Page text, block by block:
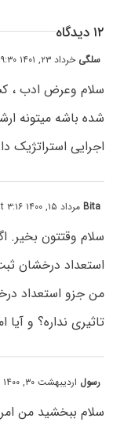
۱۲ دیدگاه
سلگی خرداد ۲۳, ۱۴۰۱ at ۹:۳۰ ب٫ظ
سلام وعرض ادب ،
شده باشه میتونه
اجرایی استراتژیک
Bitaمرداد ۱۵, ۱۴۰۰ at ۳:۱۶ ب٫ظ
سلام وقتتون بخیر.
استعداد درخشان
من جزو استعداد
تاثیری نداره؟ و
رسول اردیبهشت ۳۰, ۱۴۰۰ at ۵:۲۹ ب٫ظ
سلام ببخشید من